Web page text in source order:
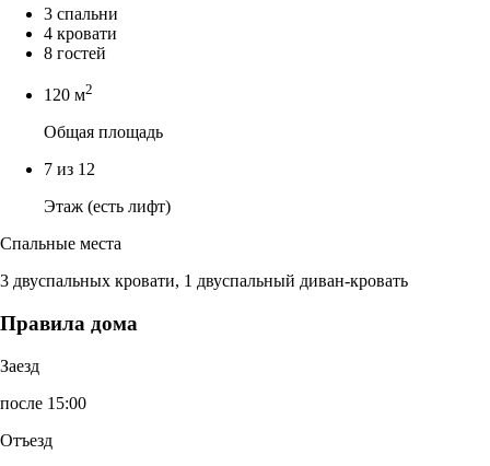
3 спальни
4 кровати
8 гостей
120 м2
Общая площадь
7 из 12
Этаж (есть лифт)
Спальные места
3 двуспальных кровати, 1 двуспальный диван-кровать
Правила дома
Заезд
после 15:00
Отъезд